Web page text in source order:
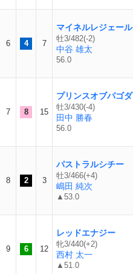
6 4 7
マイネルレジェール
牡3/482(-2)
中谷 雄太
56.0
7 8 15
プリンスオブパゴダ
牡3/430(-4)
田中 勝春
56.0
8 2 3
パストラルシチー
牡3/466(+4)
嶋田 純次
▲53.0
9 6 12
レッドエナジー
牝3/440(+2)
西村 太一
▲51.0